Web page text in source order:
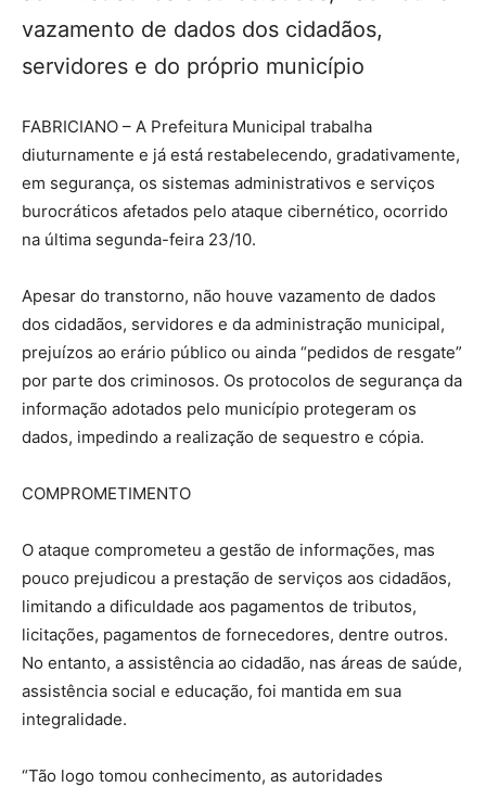
vazamento de dados dos cidadãos,
servidores e do próprio município
FABRICIANO – A Prefeitura Municipal trabalha
diuturnamente e já está restabelecendo, gradativamente,
em segurança, os sistemas administrativos e serviços
burocráticos afetados pelo ataque cibernético, ocorrido
na última segunda-feira 23/10.
Apesar do transtorno, não houve vazamento de dados
dos cidadãos, servidores e da administração municipal,
prejuízos ao erário público ou ainda “pedidos de resgate”
por parte dos criminosos. Os protocolos de segurança da
informação adotados pelo município protegeram os
dados, impedindo a realização de sequestro e cópia.
COMPROMETIMENTO
O ataque comprometeu a gestão de informações, mas
pouco prejudicou a prestação de serviços aos cidadãos,
limitando a dificuldade aos pagamentos de tributos,
licitações, pagamentos de fornecedores, dentre outros.
No entanto, a assistência ao cidadão, nas áreas de saúde,
assistência social e educação, foi mantida em sua
integralidade.
“Tão logo tomou conhecimento, as autoridades